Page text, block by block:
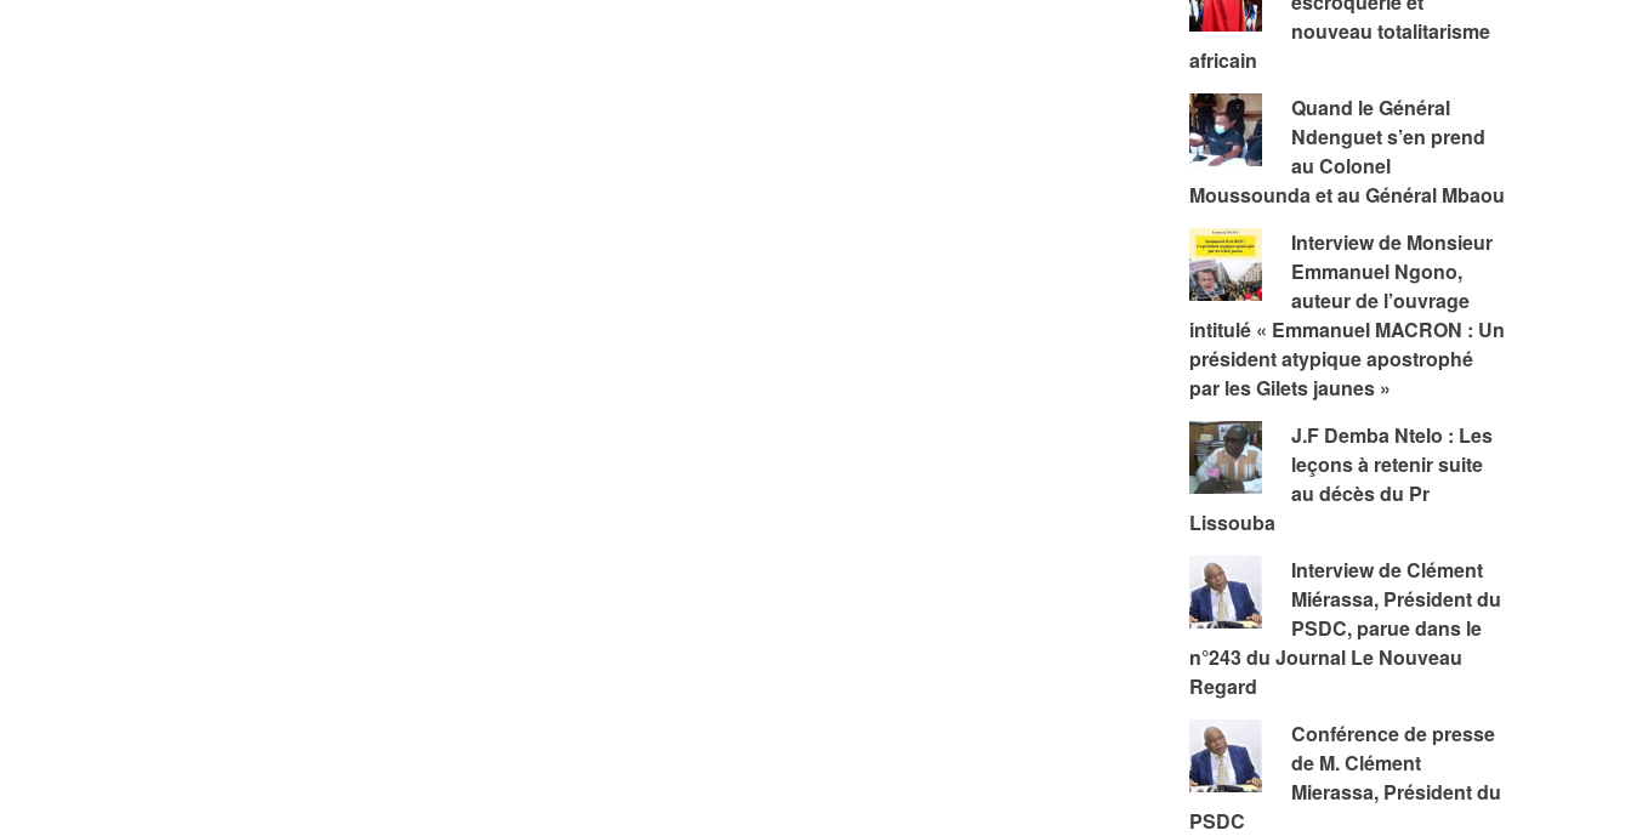
nouveau totalitarisme
africain
Quand le Général
Ndenguet s’en prend
au Colonel
Moussounda et au Général Mbaou
Interview de Monsieur
Emmanuel Ngono,
auteur de l’ouvrage
intitulé « Emmanuel MACRON : Un
président atypique apostrophé
par les Gilets jaunes »
J.F Demba Ntelo : Les
leçons à retenir suite
au décès du Pr
Lissouba
Interview de Clément
Miérassa, Président du
PSDC, parue dans le
n°243 du Journal Le Nouveau
Regard
Conférence de presse
de M. Clément
Mierassa, Président du
PSDC